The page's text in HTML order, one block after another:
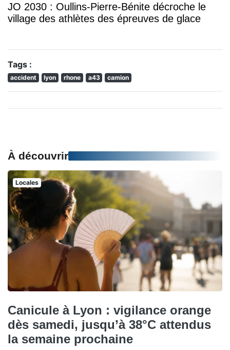
JO 2030 : Oullins-Pierre-Bénite décroche le
village des athlètes des épreuves de glace
Tags :
accident lyon rhone a43 camion
À découvrir
Locales
Canicule à Lyon : vigilance orange
dès samedi, jusqu’à 38°C attendus
la semaine prochaine